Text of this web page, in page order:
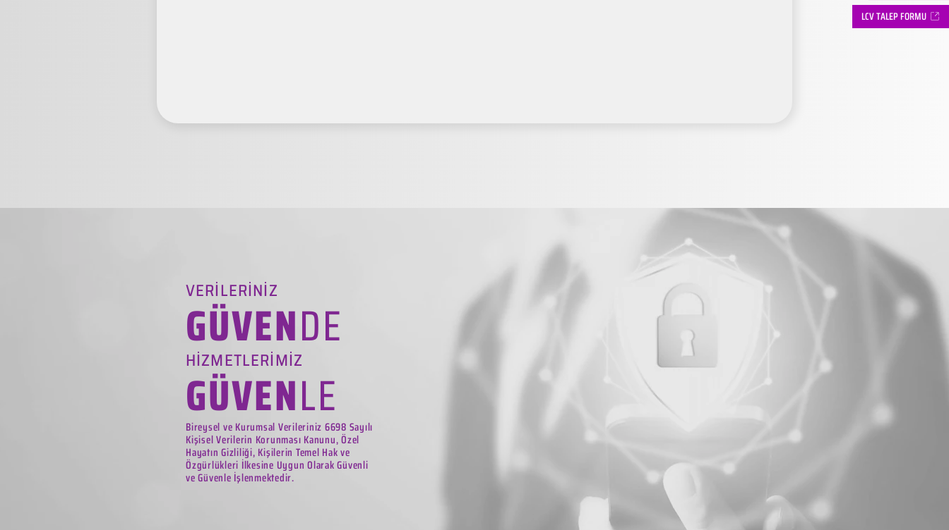
LCV TALEP FORMU
VERİLERİNİZ
GÜVENDE
HİZMETLERİMİZ
GÜVENLE
Bireysel ve Kurumsal Verileriniz 6698 Sayılı
Kişisel Verilerin Korunması Kanunu, Özel
Hayatın Gizliliği, Kişilerin Temel Hak ve
Özgürlükleri İlkesine Uygun Olarak Güvenli
ve Güvenle İşlenmektedir.